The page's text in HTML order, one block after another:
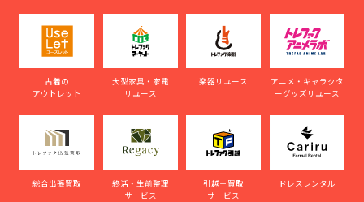
古着の
アウトレット
大型家具・家電
リユース
楽器リユース
アニメ・キャラクタ
ーグッズリユース
総合出張買取
終活・生前整理
サービス
引越＋買取
サービス
ドレスレンタル